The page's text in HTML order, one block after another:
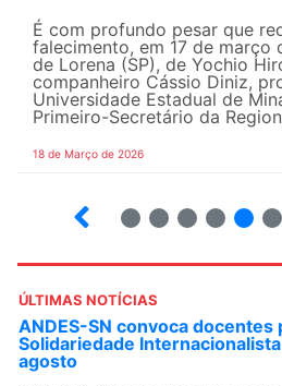
É com profundo pesar que
falecimento, em 17 de março
de Lorena (SP), de Yochio
companheiro Cássio Diniz,
Universidade Estadual de
Primeiro-Secretário da
18 de Março de 2026
ÚLTIMAS NOTÍCIAS
ANDES-SN convoca docentes
Solidariedade
agosto